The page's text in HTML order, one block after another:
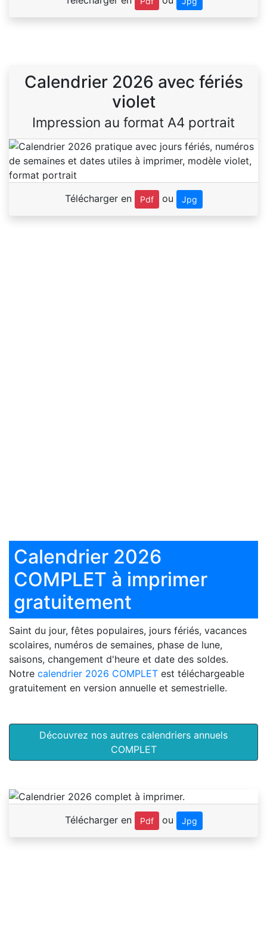
Calendrier 2026 avec fériés
violet
Impression au format A4 portrait
Télécharger en Pdf ou Jpg
Calendrier 2026
COMPLET à imprimer
gratuitement
Saint du jour, fêtes populaires, jours fériés, vacances
scolaires, numéros de semaines, phase de lune,
saisons, changement d'heure et date des soldes.
Notre calendrier 2026 COMPLET est téléchargeable
gratuitement en version annuelle et semestrielle.
Découvrez nos autres calendriers annuels
COMPLET
Télécharger en Pdf ou Jpg